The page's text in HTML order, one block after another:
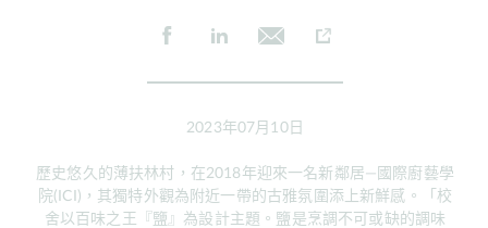
2023年07月10日
歷史悠久的薄扶林村，在2018年迎來一名新鄰居—國際廚藝學
院(ICI)，其獨特外觀為附近一帶的古雅氛圍添上新鮮感。「校
舍以百味之王『鹽』為設計主題。鹽是烹調不可或缺的調味